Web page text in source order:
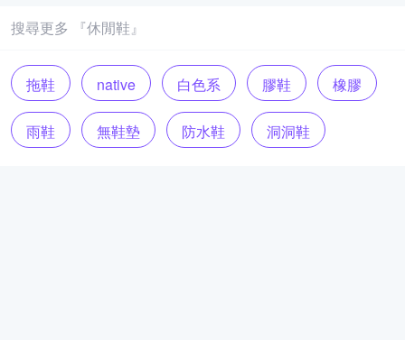
搜尋更多 『休閒鞋』
拖鞋 native 白色系 膠鞋 橡膠
雨鞋 無鞋墊 防水鞋 洞洞鞋